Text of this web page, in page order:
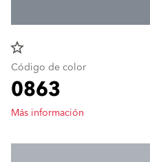
star_border
Código de color
0863
Más información